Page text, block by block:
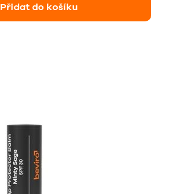
Přidat do košíku